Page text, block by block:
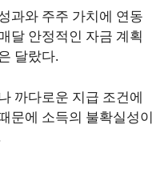
과와 주주 가치에 연동
달 안정적인 자금 계획
달랐다.
까다로운 지급 조건에
문에 소득의 불확실성이